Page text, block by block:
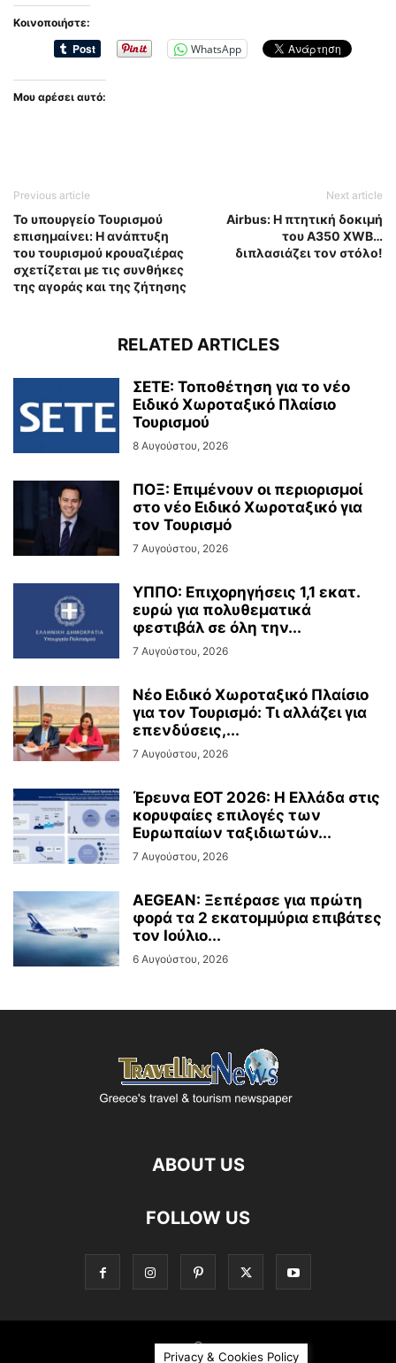
Κοινοποιήστε:
WhatsApp
Μου αρέσει αυτό:
Previous article
Το υπουργείο Τουρισμού
επισημαίνει: Η ανάπτυξη
του τουρισμού κρουαζιέρας
σχετίζεται με τις συνθήκες
της αγοράς και της ζήτησης
Next article
Airbus: H πτητική δοκιμή
του A350 XWB…
διπλασιάζει τον στόλο!
RELATED ARTICLES
ΣΕΤΕ: Τοποθέτηση για το νέο
Ειδικό Χωροταξικό Πλαίσιο
Τουρισμού
8 Αυγούστου, 2026
ΠΟΞ: Επιμένουν οι περιορισμοί
στο νέο Ειδικό Χωροταξικό για
τον Τουρισμό
7 Αυγούστου, 2026
ΥΠΠΟ: Επιχορηγήσεις 1,1 εκατ.
ευρώ για πολυθεματικά
φεστιβάλ σε όλη την...
7 Αυγούστου, 2026
Νέο Ειδικό Χωροταξικό Πλαίσιο
για τον Τουρισμό: Τι αλλάζει για
επενδύσεις,...
7 Αυγούστου, 2026
Έρευνα ΕΟΤ 2026: Η Ελλάδα στις
κορυφαίες επιλογές των
Ευρωπαίων ταξιδιωτών...
7 Αυγούστου, 2026
AEGEAN: Ξεπέρασε για πρώτη
φορά τα 2 εκατομμύρια επιβάτες
τον Ιούλιο...
6 Αυγούστου, 2026
ABOUT US
FOLLOW US
©
Privacy & Cookies Policy